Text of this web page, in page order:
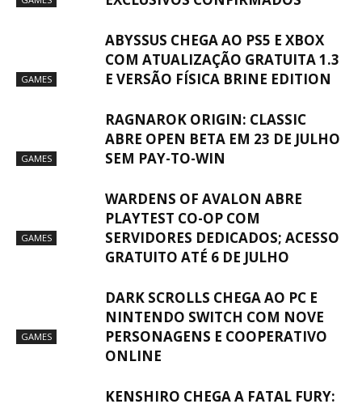
GAMES
ABYSSUS CHEGA AO PS5 E XBOX
COM ATUALIZAÇÃO GRATUITA 1.3
E VERSÃO FÍSICA BRINE EDITION
GAMES
RAGNAROK ORIGIN: CLASSIC
ABRE OPEN BETA EM 23 DE JULHO
SEM PAY-TO-WIN
GAMES
WARDENS OF AVALON ABRE
PLAYTEST CO-OP COM
SERVIDORES DEDICADOS; ACESSO
GRATUITO ATÉ 6 DE JULHO
GAMES
DARK SCROLLS CHEGA AO PC E
NINTENDO SWITCH COM NOVE
PERSONAGENS E COOPERATIVO
ONLINE
KENSHIRO CHEGA A FATAL FURY: